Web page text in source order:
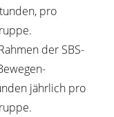
pro
der SBS-
jährlich pro